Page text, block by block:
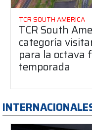
TCR SOUTH AMERICA
TCR South
categoría
para la octava
temporada